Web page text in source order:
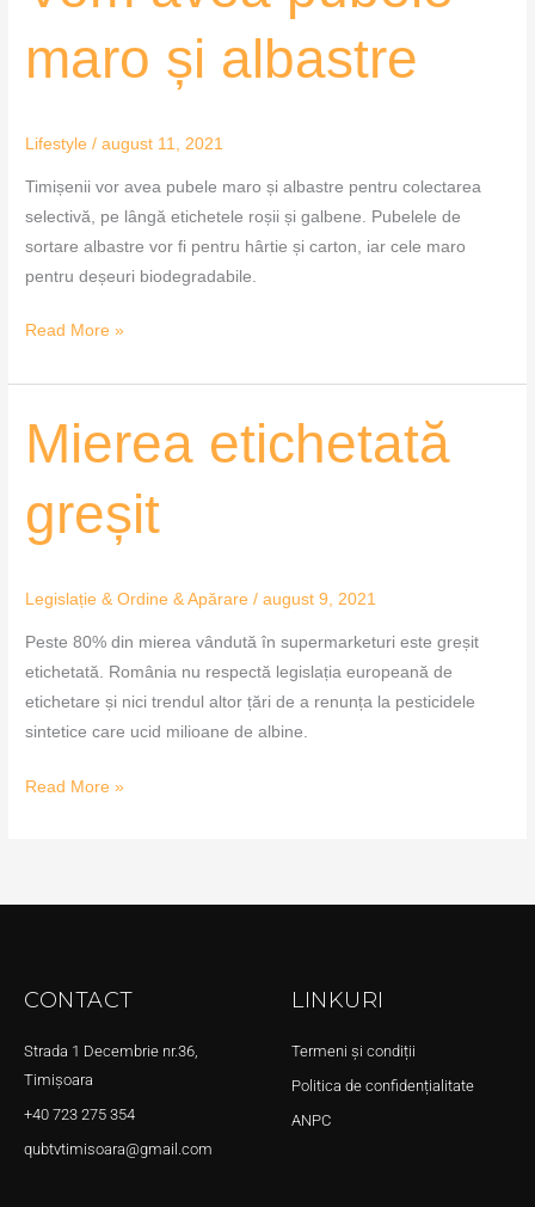
maro și albastre
Lifestyle /august 11, 2021
Timișenii vor avea pubele maro și albastre pentru colectarea
selectivă, pe lângă etichetele roșii și galbene. Pubelele de
sortare albastre vor fi pentru hârtie și carton, iar cele maro
pentru deșeuri biodegradabile.
maro
Read More »
Mierea etichetată
greșit
Legislație & Ordine & Apărare /august 9, 2021
Peste 80% din mierea vândută în supermarketuri este greșit
etichetată. România nu respectă legislația europeană de
etichetare și nici trendul altor țări de a renunța la pesticidele
sintetice care ucid milioane de albine.
Mierea
etichetată
Read More »
CONTACT
Strada 1 Decembrie nr.36,
Timișoara
+40 723 275 354
qubtvtimisoara@gmail.com
LINKURI
Termeni și condiții
Politica de confidențialitate
ANPC